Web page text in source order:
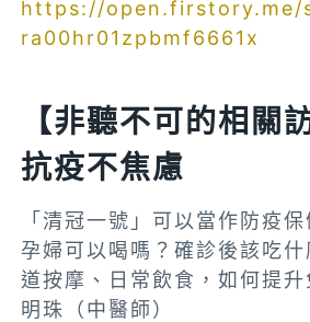
https://open.firstory.me/
ra00hr01zpbmf6661x
【非聽不可的相關
抗疫不焦慮
「清冠一號」可以當作防疫
孕婦可以喝嗎？確診後該吃
道按摩、日常飲食，如何提
明珠（中醫師）